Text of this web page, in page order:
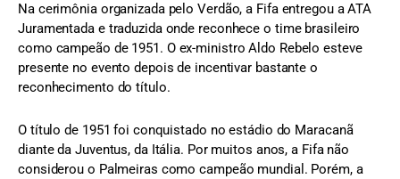
Na cerimônia organizada pelo Verdão, a Fifa entregou a ATA
Juramentada e traduzida onde reconhece o time brasileiro
como campeão de 1951. O ex-ministro Aldo Rebelo esteve
presente no evento depois de incentivar bastante o
reconhecimento do título.
O título de 1951 foi conquistado no estádio do Maracanã
diante da Juventus, da Itália. Por muitos anos, a Fifa não
considerou o Palmeiras como campeão mundial. Porém, a